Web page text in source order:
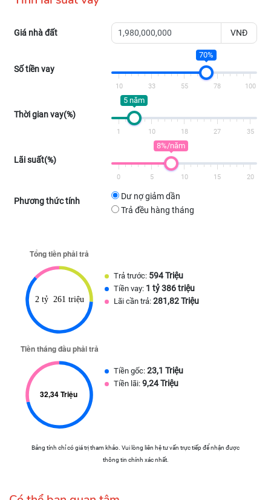
Giá nhà đất VNĐ
Số tiền vay
70%
10 33 55 78 100
Thời gian vay(%)
5 năm
1 10 18 27 35
Lãi suất(%)
8%/năm
0 5 10 15 20
Phương thức tính
Dư nợ giảm dần
Trả đều hàng tháng
Trả trước: 594 Triệu
Tiền vay: 1 tỷ 386 triệu
Lãi cần trả: 281,82 Triệu
Tiền gốc: 23,1 Triệu
Tiền lãi: 9,24 Triệu
Bảng tính chỉ có giá trị tham khảo. Vui lòng liên hệ tư vấn trực tiếp để nhận được
thông tin chính xác nhất.